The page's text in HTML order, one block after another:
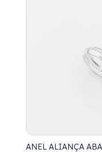
ANEL ALIANÇA